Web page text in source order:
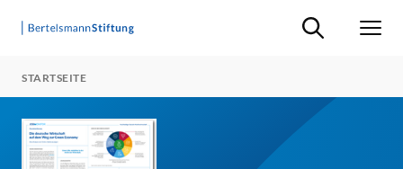
Suche ein-/
STARTSEITE